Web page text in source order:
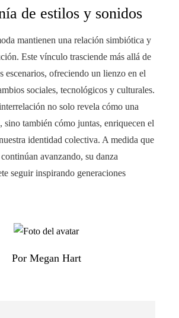
de estilos y sonidos
mantienen una relación simbiótica y
Este vínculo trasciende más allá de
escenarios, ofreciendo un lienzo en el
sociales, tecnológicos y culturales.
no solo revela cómo una
sino también cómo juntas, enriquecen el
identidad colectiva. A medida que
avanzando, su danza
seguir inspirando generaciones
Por Megan Hart